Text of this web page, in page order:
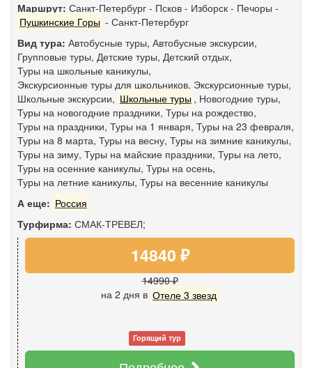
Маршрут: Санкт-Петербург - Псков - Изборск - Печоры -
Пушкинские Горы - Санкт-Петербург
Вид тура: Автобусные туры, Автобусные экскурсии,
Групповые туры, Детские туры, Детский отдых,
Туры на школьные каникулы,
Экскурсионные туры для школьников, Экскурсионные туры,
Школьные экскурсии, Школьные туры , Новогодние туры,
Туры на новогодние праздники, Туры на рождество,
Туры на праздники, Туры на 1 января, Туры на 23 февраля,
Туры на 8 марта, Туры на весну, Туры на зимние каникулы,
Туры на зиму, Туры на майские праздники, Туры на лето,
Туры на осенние каникулы, Туры на осень,
Туры на летние каникулы, Туры на весенние каникулы
А еще: Россия
Турфирма: СМАК-ТРЕВЕЛ;
14840 ₽
14990 ₽
на 2 дня в Отеле 3 звезд
Горящий тур